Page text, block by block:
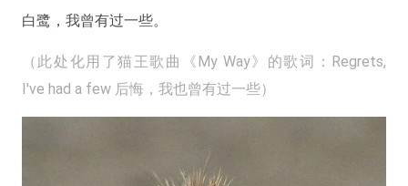
白鹭，我曾有过一些。
（此处化用了猫王歌曲《My Way》的歌词：Regrets,
I've had a few 后悔，我也曾有过一些）